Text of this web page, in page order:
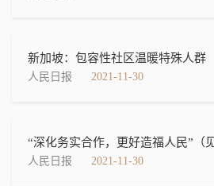
新加坡：包容性社区温暖特殊人群
人民日报 2021-11-30
“深化务实合作，更好造福人民”（
人民日报 2021-11-30